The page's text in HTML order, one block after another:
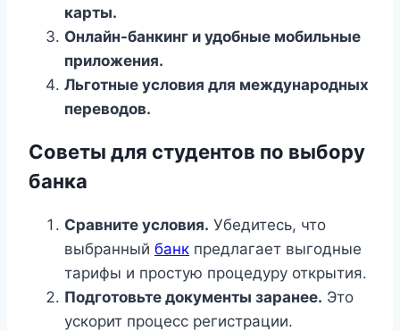
карты.
Онлайн-банкинг и удобные мобильные
приложения.
Льготные условия для международных
переводов.
Советы для студентов по выбору
банка
Сравните условия. Убедитесь, что
выбранный банк предлагает выгодные
тарифы и простую процедуру открытия.
Подготовьте документы заранее. Это
ускорит процесс регистрации.